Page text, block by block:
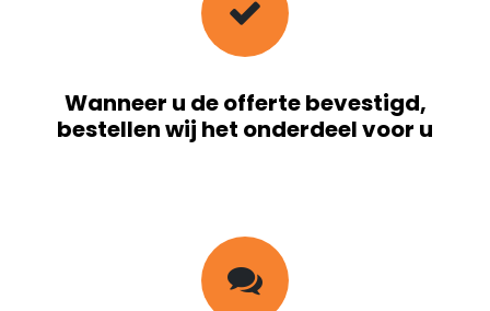
Wanneer u de offerte bevestigd,
bestellen wij het onderdeel voor u